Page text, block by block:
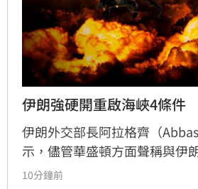
伊朗強硬開重啟海峽4條件
伊朗外交部長阿拉格齊（
示，儘管華盛頓方面聲稱與伊
眼前，但德黑蘭目前並未與美
10分鐘前